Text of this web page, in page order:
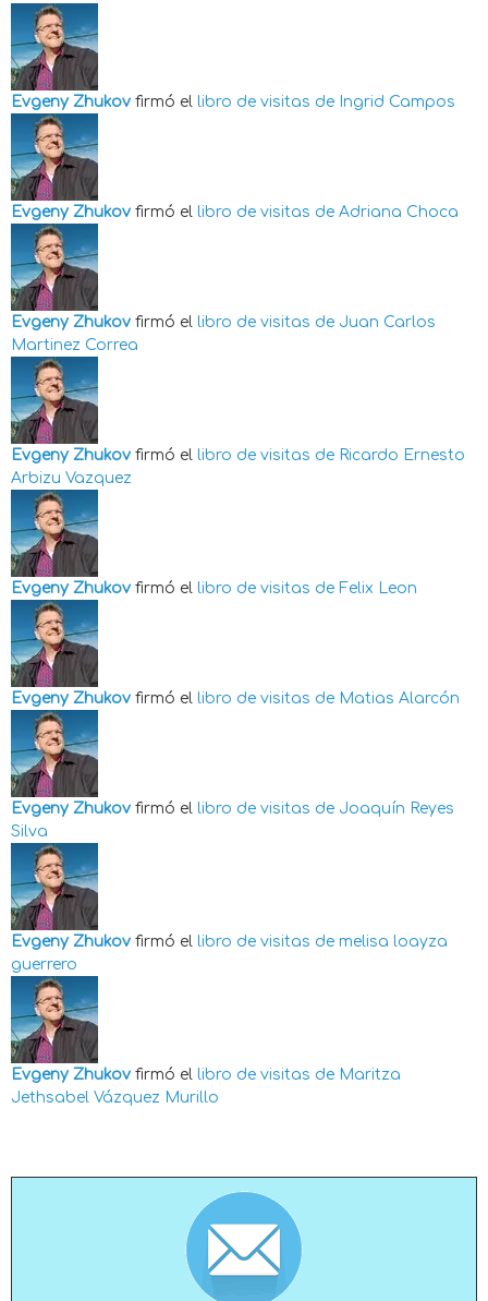
Evgeny Zhukov firmó el libro de visitas de Ingrid Campos
Evgeny Zhukov firmó el libro de visitas de Adriana Choca
Evgeny Zhukov firmó el libro de visitas de Juan Carlos
Martinez Correa
Evgeny Zhukov firmó el libro de visitas de Ricardo Ernesto
Arbizu Vazquez
Evgeny Zhukov firmó el libro de visitas de Felix Leon
Evgeny Zhukov firmó el libro de visitas de Matias Alarcón
Evgeny Zhukov firmó el libro de visitas de Joaquín Reyes
Silva
Evgeny Zhukov firmó el libro de visitas de melisa loayza
guerrero
Evgeny Zhukov firmó el libro de visitas de Maritza
Jethsabel Vázquez Murillo